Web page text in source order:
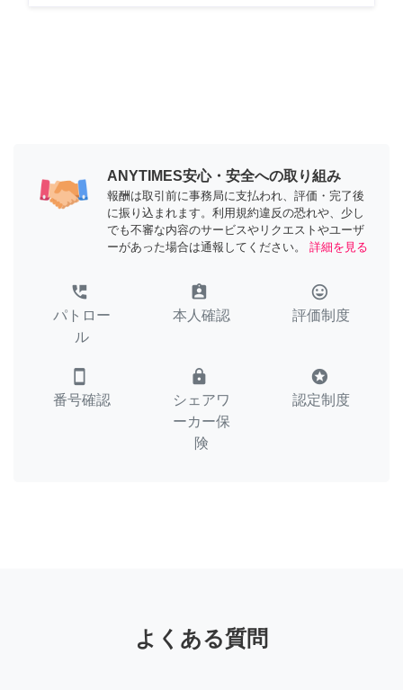
ANYTIMES安心・安全への取り組み
報酬は取引前に事務局に支払われ、評価・完了後
に振り込まれます。利用規約違反の恐れや、少し
でも不審な内容のサービスやリクエストやユーザ
ーがあった場合は通報してください。
詳細を見る
perm_phone_msg
パトロー
ル
assignment_ind
本人確認
tag_faces
評価制度
smartphone
番号確認
lock
シェアワ
ーカー保
険
stars
認定制度
よくある質問